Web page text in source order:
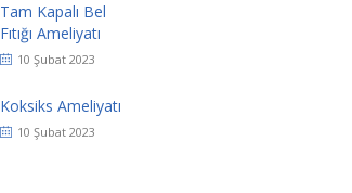
Tam Kapalı Bel
Fıtığı Ameliyatı
10 Şubat 2023
Koksiks Ameliyatı
10 Şubat 2023